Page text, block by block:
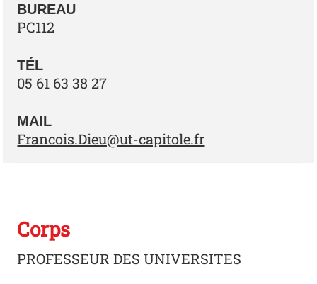
BUREAU
PC112
TÉL
05 61 63 38 27
MAIL
Francois.Dieu@ut-capitole.fr
Corps
PROFESSEUR DES UNIVERSITES